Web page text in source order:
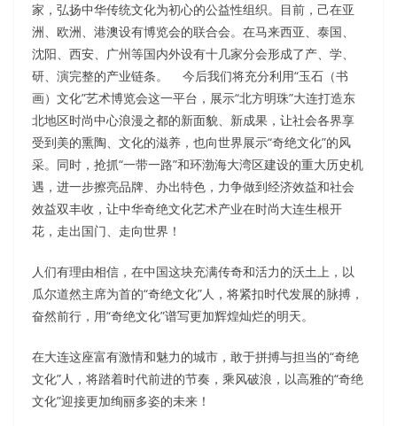
家，弘扬中华传统文化为初心的公益性组织。目前，己在亚
洲、欧洲、港澳设有博览会的联合会。在马来西亚、泰国、
沈阳、西安、广州等国内外设有十几家分会形成了产、学、
研、演完整的产业链条。 今后我们将充分利用“玉石（书
画）文化”艺术博览会这一平台，展示“北方明珠”大连打造东
北地区时尚中心浪漫之都的新面貌、新成果，让社会各界享
受到美的熏陶、文化的滋养，也向世界展示“奇绝文化”的风
采。同时，抢抓“一带一路”和环渤海大湾区建设的重大历史机
遇，进一步擦亮品牌、办出特色，力争做到经济效益和社会
效益双丰收，让中华奇绝文化艺术产业在时尚大连生根开
花，走出国门、走向世界！
人们有理由相信，在中国这块充满传奇和活力的沃土上，以
瓜尔道然主席为首的“奇绝文化”人，将紧扣时代发展的脉搏，
奋然前行，用“奇绝文化”谱写更加辉煌灿烂的明天。
在大连这座富有激情和魅力的城市，敢于拼搏与担当的“奇绝
文化”人，将踏着时代前进的节奏，乘风破浪，以高雅的“奇绝
文化”迎接更加绚丽多姿的未来！